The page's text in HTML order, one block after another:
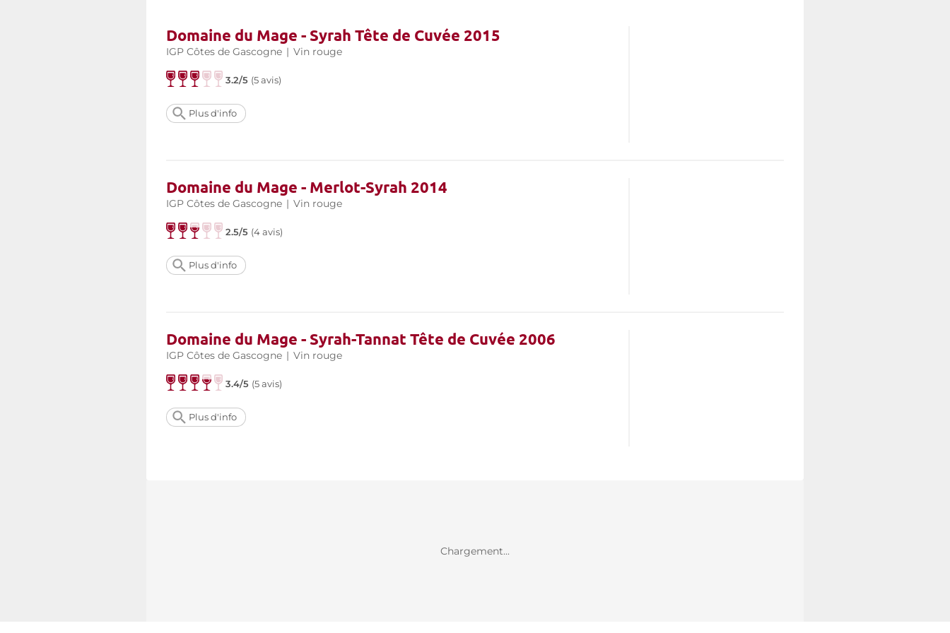
Domaine du Mage - Syrah Tête de Cuvée 2015
IGP Côtes de Gascogne | Vin rouge
3.2/5 (5 avis)
Plus d'info
Domaine du Mage - Merlot-Syrah 2014
IGP Côtes de Gascogne | Vin rouge
2.5/5 (4 avis)
Plus d'info
Domaine du Mage - Syrah-Tannat Tête de Cuvée 2006
IGP Côtes de Gascogne | Vin rouge
3.4/5 (5 avis)
Plus d'info
Chargement...